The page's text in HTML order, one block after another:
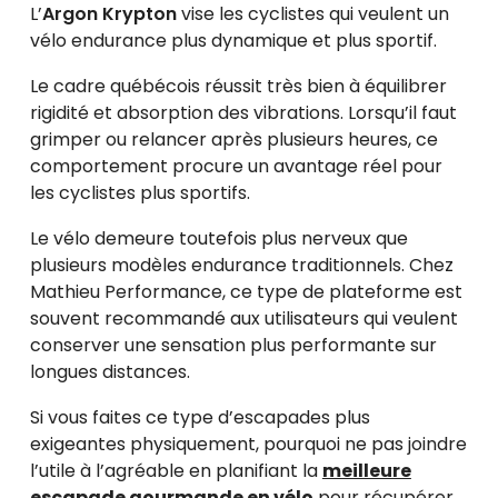
L’Argon Kryptonvise les cyclistes qui veulent un
vélo endurance plus dynamique et plus sportif.
Le cadre québécois réussit très bien à équilibrer
rigidité et absorption des vibrations. Lorsqu’il faut
grimper ou relancer après plusieurs heures, ce
comportement procure un avantage réel pour
les cyclistes plus sportifs.
Le vélo demeure toutefois plus nerveux que
plusieurs modèles endurance traditionnels. Chez
Mathieu Performance, ce type de plateforme est
souvent recommandé aux utilisateurs qui veulent
conserver une sensation plus performante sur
longues distances.
Si vous faites ce type d’escapades plus
exigeantes physiquement, pourquoi ne pas joindre
l’utile à l’agréable en planifiant la meilleure